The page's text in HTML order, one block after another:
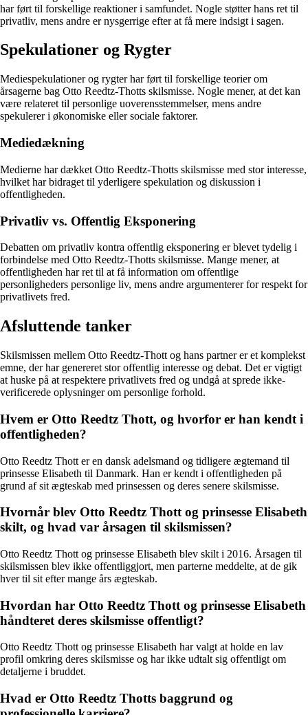
har ført til forskellige reaktioner i samfundet. Nogle støtter hans ret til
privatliv, mens andre er nysgerrige efter at få mere indsigt i sagen.
Spekulationer og Rygter
Mediespekulationer og rygter har ført til forskellige teorier om
årsagerne bag Otto Reedtz-Thotts skilsmisse. Nogle mener, at det kan
være relateret til personlige uoverensstemmelser, mens andre
spekulerer i økonomiske eller sociale faktorer.
Mediedækning
Medierne har dækket Otto Reedtz-Thotts skilsmisse med stor interesse,
hvilket har bidraget til yderligere spekulation og diskussion i
offentligheden.
Privatliv vs. Offentlig Eksponering
Debatten om privatliv kontra offentlig eksponering er blevet tydelig i
forbindelse med Otto Reedtz-Thotts skilsmisse. Mange mener, at
offentligheden har ret til at få information om offentlige
personligheders personlige liv, mens andre argumenterer for respekt for
privatlivets fred.
Afsluttende tanker
Skilsmissen mellem Otto Reedtz-Thott og hans partner er et komplekst
emne, der har genereret stor offentlig interesse og debat. Det er vigtigt
at huske på at respektere privatlivets fred og undgå at sprede ikke-
verificerede oplysninger om personlige forhold.
Hvem er Otto Reedtz Thott, og hvorfor er han kendt i
offentligheden?
Otto Reedtz Thott er en dansk adelsmand og tidligere ægtemand til
prinsesse Elisabeth til Danmark. Han er kendt i offentligheden på
grund af sit ægteskab med prinsessen og deres senere skilsmisse.
Hvornår blev Otto Reedtz Thott og prinsesse Elisabeth
skilt, og hvad var årsagen til skilsmissen?
Otto Reedtz Thott og prinsesse Elisabeth blev skilt i 2016. Årsagen til
skilsmissen blev ikke offentliggjort, men parterne meddelte, at de gik
hver til sit efter mange års ægteskab.
Hvordan har Otto Reedtz Thott og prinsesse Elisabeth
håndteret deres skilsmisse offentligt?
Otto Reedtz Thott og prinsesse Elisabeth har valgt at holde en lav
profil omkring deres skilsmisse og har ikke udtalt sig offentligt om
detaljerne i bruddet.
Hvad er Otto Reedtz Thotts baggrund og